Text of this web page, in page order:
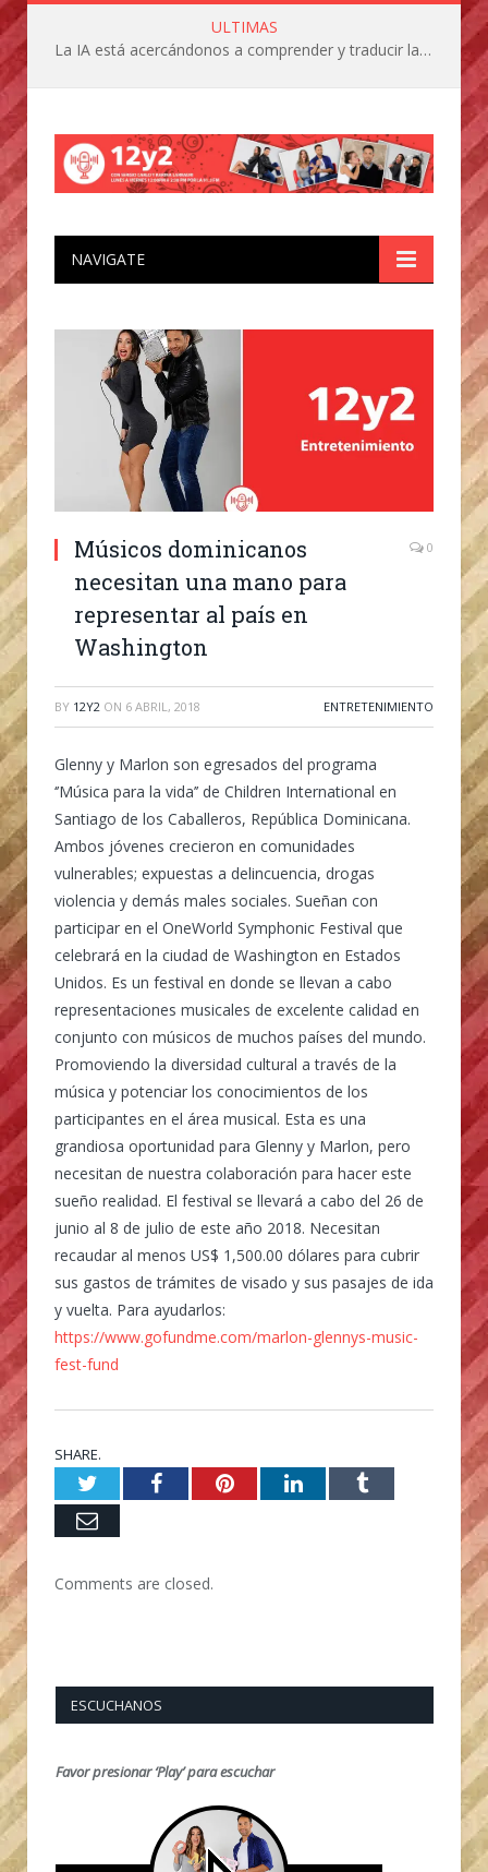
ULTIMAS
La IA está acercándonos a comprender y traducir las vocalizaciones y comportamientos de nuestras mascotas
NAVIGATE
Músicos dominicanos
necesitan una mano para
representar al país en
Washington
0
BY 12Y2 ON 6 ABRIL, 2018 ENTRETENIMIENTO
Glenny y Marlon son egresados del programa
‘’Música para la vida’’ de Children International en
Santiago de los Caballeros, República Dominicana.
Ambos jóvenes crecieron en comunidades
vulnerables; expuestas a delincuencia, drogas
violencia y demás males sociales. Sueñan con
participar en el OneWorld Symphonic Festival que
celebrará en la ciudad de Washington en Estados
Unidos. Es un festival en donde se llevan a cabo
representaciones musicales de excelente calidad en
conjunto con músicos de muchos países del mundo.
Promoviendo la diversidad cultural a través de la
música y potenciar los conocimientos de los
participantes en el área musical. Esta es una
grandiosa oportunidad para Glenny y Marlon, pero
necesitan de nuestra colaboración para hacer este
sueño realidad. El festival se llevará a cabo del 26 de
junio al 8 de julio de este año 2018. Necesitan
recaudar al menos US$ 1,500.00 dólares para cubrir
sus gastos de trámites de visado y sus pasajes de ida
y vuelta. Para ayudarlos:
https://www.gofundme.com/marlon-glennys-music-
fest-fund
SHARE.
TwitterFacebookPinterestLinkedInTumblr
Email
Comments are closed.
ESCUCHANOS
Favor presionar ‘Play’ para escuchar